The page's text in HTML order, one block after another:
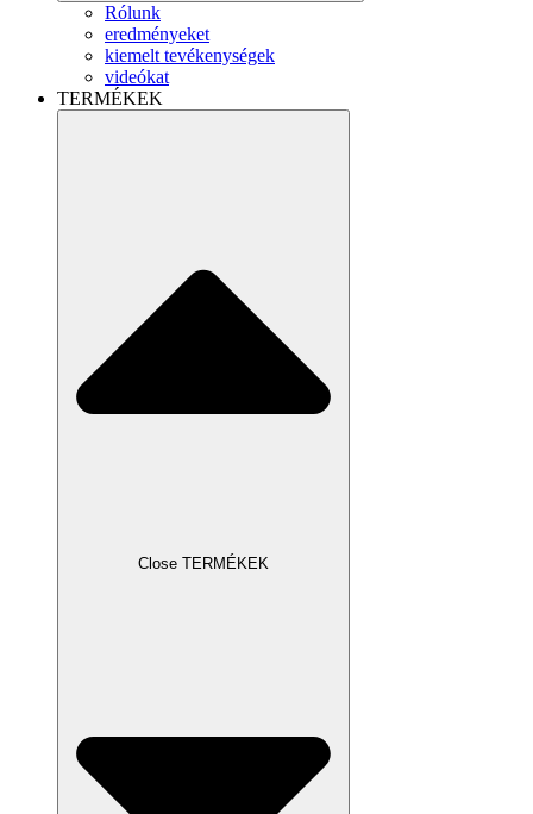
Rólunk
eredményeket
kiemelt tevékenységek
videókat
TERMÉKEK
Close TERMÉKEK